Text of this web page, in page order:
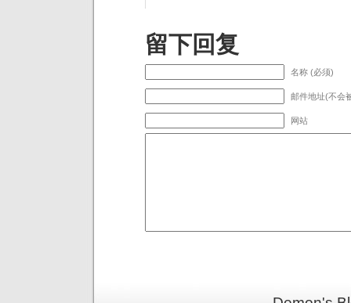
留下回复
名称 (必须)
邮件地址(不会
网站